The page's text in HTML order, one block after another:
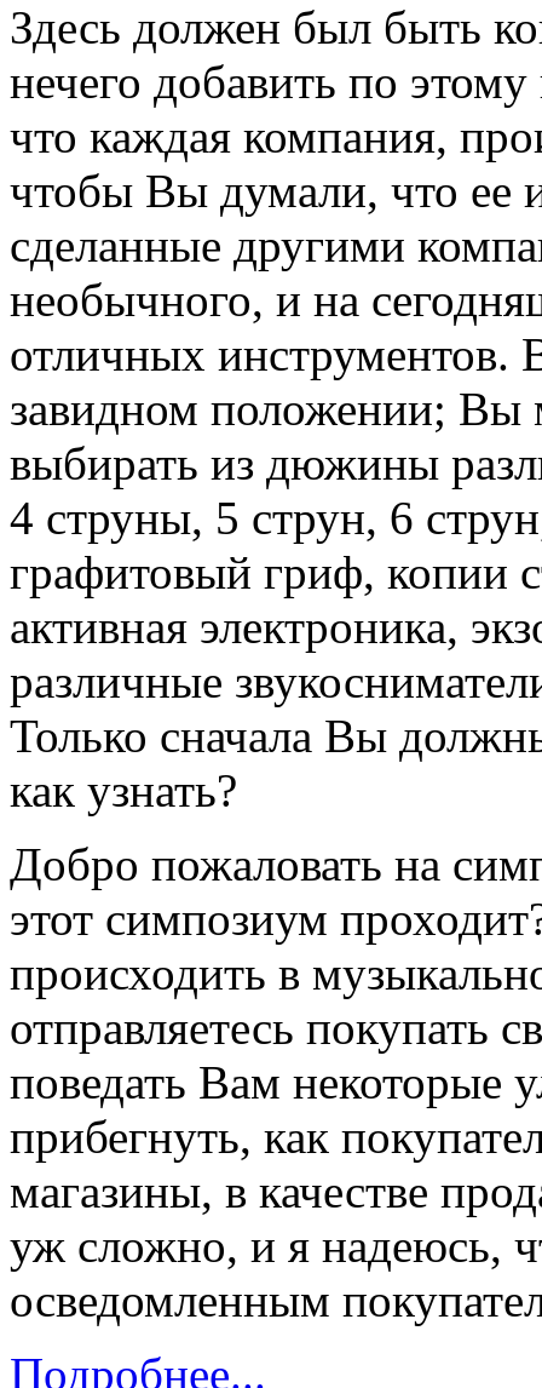
Здесь должен был быть
нечего добавить по
что каждая компания,
чтобы Вы думали, что ее
сделанные другими
необычного, и на
отличных инструментов.
завидном положении; Вы
выбирать из дюжины
4 струны, 5 струн, 6
графитовый гриф, копии
активная электроника,
различные
Только сначала Вы
как узнать?
Добро пожаловать на
этот симпозиум
происходить в
отправляетесь покупать
поведать Вам некоторые
прибегнуть, как
магазины, в качестве
уж сложно, и я надеюсь,
осведомленным
Подробнее...